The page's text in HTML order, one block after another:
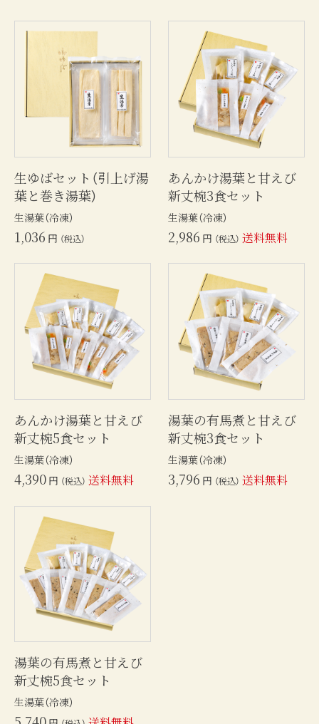
生ゆばセット（引上げ湯
葉と巻き湯葉）
生湯葉（冷凍）
1,036 円 （税込）
あんかけ湯葉と甘えび
新丈椀3食セット
生湯葉（冷凍）
2,986 円 （税込） 送料無料
あんかけ湯葉と甘えび
新丈椀5食セット
生湯葉（冷凍）
4,390 円 （税込） 送料無料
湯葉の有馬煮と甘えび
新丈椀3食セット
生湯葉（冷凍）
3,796 円 （税込） 送料無料
湯葉の有馬煮と甘えび
新丈椀5食セット
生湯葉（冷凍）